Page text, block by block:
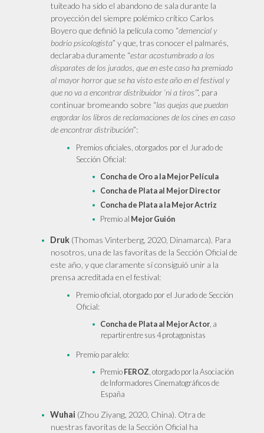
tuiteado ha sido el abandono de sala durante la
proyección del siempre polémico crítico Carlos
Boyero que definió la película como “demencial y
bodrio psicologista” y que, tras conocer el palmarés,
declaraba duramente “estar acostumbrado a los
disparates de los jurados, que en este caso ha premiado
al mayor horror que se ha visto este año en el festival y
que no va a encontrar distribuidor ‘ni a tiros’”, para
continuar bromeando sobre “las quejas que puedan
engordar los libros de reclamaciones de los cines en caso
de encontrar distribución”:
Premios oficiales, otorgados por el Jurado de
Sección Oficial:
Concha de Oro a la Mejor Película
Concha de Plata al Mejor Director
Concha de Plata a la Mejor Actriz
Premio al Mejor Guión
Druk (Thomas Vinterberg, 2020, Dinamarca). Para
nosotros, una de las favoritas de la Sección Oficial de
este año, y que claramente sí consiguió unir a la
prensa acreditada en el festival:
Premio oficial, otorgado por el Jurado de Sección
Oficial:
Concha de Plata al Mejor Actor, a
repartir entre sus 4 protagonistas
Premio paralelo:
PremioFEROZ , otorgado por la Asociación
de Informadores Cinematográficos de
España
Wuhai (Zhou Ziyang, 2020, China). Otra de
nuestras favoritas de la Sección Oficial ha